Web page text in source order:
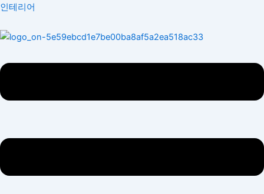
콘
츠
건
뛰
인테리어
Menu